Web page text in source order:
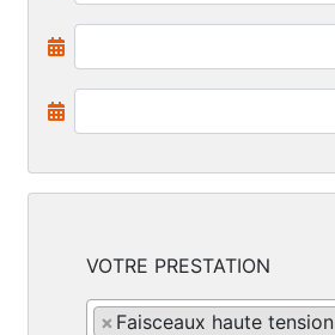
VOTRE PRESTATION
× Faisceaux haute tension